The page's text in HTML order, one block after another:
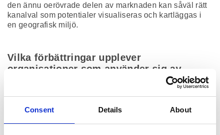
Consent Details About
den ännu oerövrade delen av marknaden kan såväl rätt
kanalval som potentialer visualiseras och kartläggas i
en geografisk miljö.
Vilka förbättringar upplever
organisationer som använder sig av
områden: